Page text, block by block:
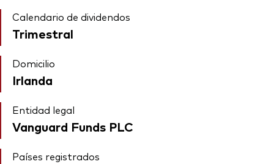
Calendario de dividendos
Trimestral
Domicilio
Irlanda
Entidad legal
Vanguard Funds PLC
Países registrados